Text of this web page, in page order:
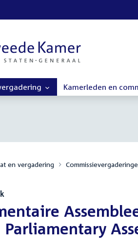
Kamerleden en
en vergadering